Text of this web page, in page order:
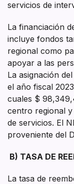
servicios de
La financiación
incluye fondos
regional como
apoyar a las
La asignación
el año fiscal
cuales $
centro regional
de servicios. El
proveniente del
B) TASA DE
La tasa de